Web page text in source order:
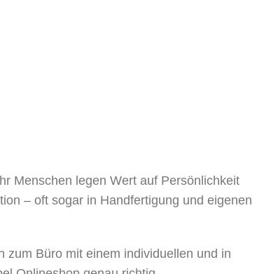
Menschen legen Wert auf Persönlichkeit
– oft sogar in Handfertigung und eigenen
zum Büro mit einem individuellen und in